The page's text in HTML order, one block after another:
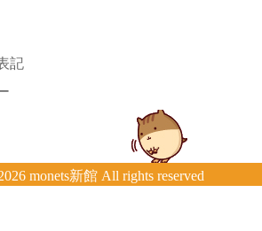
記
monets新館 All rights reserved